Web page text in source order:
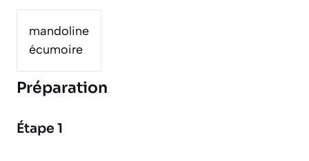
mandoline
écumoire
Préparation
Étape 1